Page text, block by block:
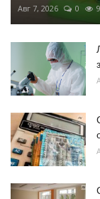
Авг 7, 2026 0